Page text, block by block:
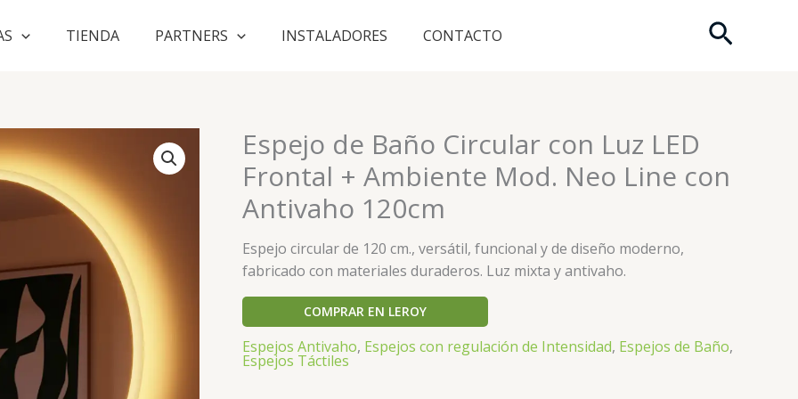
TIENDA PARTNERS INSTALADORES CONTACTO Buscar
Espejo de Baño Circular con Luz LED
Frontal + Ambiente Mod. Neo Line con
Antivaho 120cm
Espejo circular de 120 cm., versátil, funcional y de diseño moderno,
fabricado con materiales duraderos. Luz mixta y antivaho.
COMPRAR EN LEROY
Espejos Antivaho, Espejos con regulación de Intensidad, Espejos de Baño,
Espejos Táctiles